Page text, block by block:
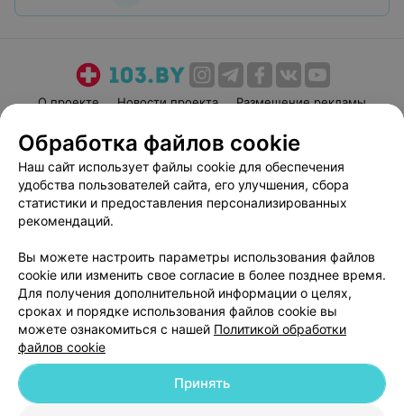
О проекте Новости проекта
Размещение рекламы
Пользовательское соглашение
Способы оплаты
Вакансии
Партнеры
Написать руководителю 103.by
Персональные настройки cookie
Обработка персональных данных
© 2026 ООО «Артокс Лаб», УНП 191700409| 220012, Республика Беларусь,
Обработка файлов cookie
Наш сайт использует файлы cookie для обеспечения
удобства пользователей сайта, его улучшения, сбора
статистики и предоставления персонализированных
рекомендаций.
Вы можете настроить параметры использования файлов
cookie или изменить свое согласие в более позднее время.
Для получения дополнительной информации о целях,
сроках и порядке использования файлов cookie вы
можете ознакомиться с нашей Политикой обработки
файлов cookie
Принять